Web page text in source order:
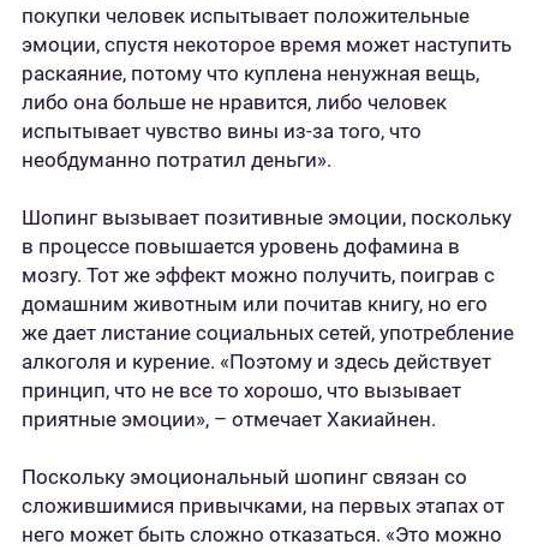
покупки человек испытывает положительные
эмоции, спустя некоторое время может наступить
раскаяние, потому что куплена ненужная вещь,
либо она больше не нравится, либо человек
испытывает чувство вины из-за того, что
необдуманно потратил деньги».
Шопинг вызывает позитивные эмоции, поскольку
в процессе повышается уровень дофамина в
мозгу. Тот же эффект можно получить, поиграв с
домашним животным или почитав книгу, но его
же дает листание социальных сетей, употребление
алкоголя и курение. «Поэтому и здесь действует
принцип, что не все то хорошо, что вызывает
приятные эмоции», – отмечает Хакиайнен.
Поскольку эмоциональный шопинг связан со
сложившимися привычками, на первых этапах от
него может быть сложно отказаться. «Это можно